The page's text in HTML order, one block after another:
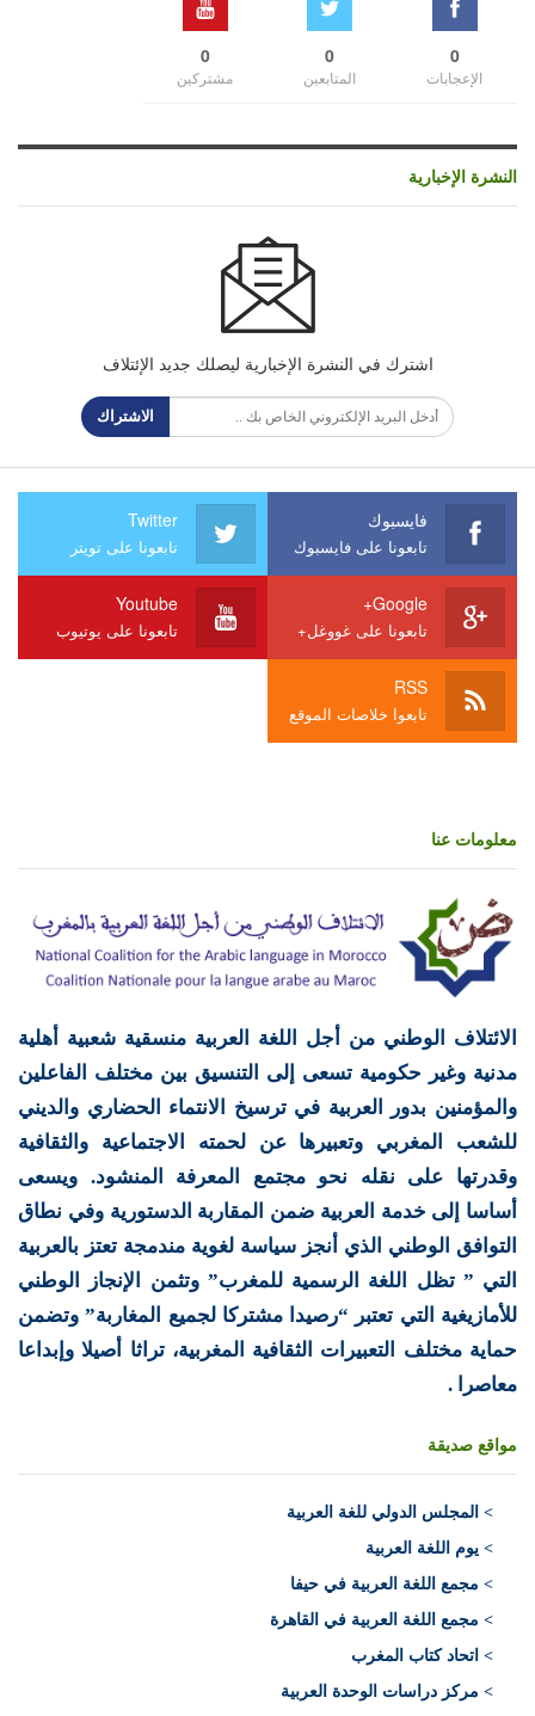
0
الإعجابات
0
المتابعين
0
مشتركين
النشرة الإخبارية
اشترك في النشرة الإخبارية ليصلك جديد الإئتلاف
الاشتراك
فايسبوك
تابعونا على فايسبوك
Twitter
تابعونا على تويتر
Google+
تابعونا على غووغل+
Youtube
تابعونا على يوتيوب
RSS
تابعوا خلاصات الموقع
معلومات عنا
الائتلاف الوطني من أجل اللغة العربية منسقية شعبية أهلية
مدنية وغير حكومية تسعى إلى التنسيق بين مختلف الفاعلين
والمؤمنين بدور العربية في ترسيخ الانتماء الحضاري والديني
للشعب المغربي وتعبيرها عن لحمته الاجتماعية والثقافية
وقدرتها على نقله نحو مجتمع المعرفة المنشود. ويسعى
أساسا إلى خدمة العربية ضمن المقاربة الدستورية وفي نطاق
التوافق الوطني الذي أنجز سياسة لغوية مندمجة تعتز بالعربية
التي ” تظل اللغة الرسمية للمغرب” وتثمن الإنجاز الوطني
للأمازيغية التي تعتبر “رصيدا مشتركا لجميع المغاربة” وتضمن
حماية مختلف التعبيرات الثقافية المغربية، تراثا أصيلا وإبداعا
معاصرا .
مواقع صديقة
> المجلس الدولي للغة العربية
> يوم اللغة العربية
> مجمع اللغة العربية في حيفا
> مجمع اللغة العربية في القاهرة
> اتحاد كتاب المغرب
> مركز دراسات الوحدة العربية